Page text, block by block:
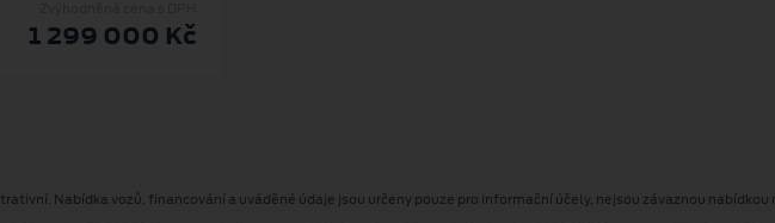
1 299 000 Kč
Nabídka vozů, financování a uváděné údaje jsou určeny pouze pro informační účely, nejsou závaznou